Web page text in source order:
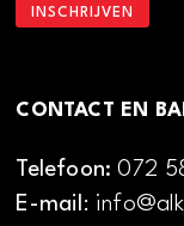
CONTACT EN
Telefoon:072
E-mail: